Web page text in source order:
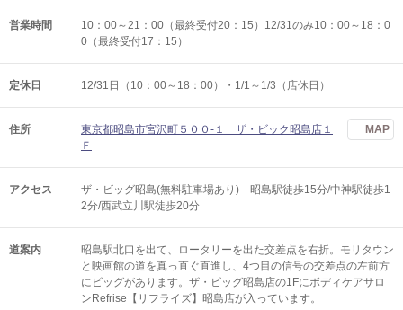
営業時間
10：00～21：00（最終受付20：15）12/31のみ10：00～18：0
0（最終受付17：15）
定休日 12/31日（10：00～18：00）・1/1～1/3（店休日）
住所
東京都昭島市宮沢町５００-１ ザ・ビック昭島店１
Ｆ
MAP
アクセス
ザ・ビッグ昭島(無料駐車場あり) 昭島駅徒歩15分/中神駅徒歩1
2分/西武立川駅徒歩20分
道案内
昭島駅北口を出て、ロータリーを出た交差点を右折。モリタウン
と映画館の道を真っ直ぐ直進し、4つ目の信号の交差点の左前方
にビッグがあります。ザ・ビッグ昭島店の1Fにボディケアサロ
ンRefrise【リフライズ】昭島店が入っています。